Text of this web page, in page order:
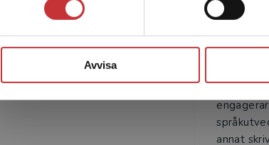
Avvisa
Marie-
annat